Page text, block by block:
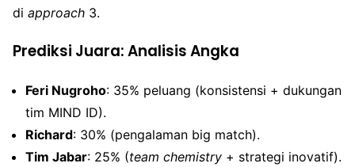
di approach 3.
Prediksi Juara: Analisis Angka
Feri Nugroho: 35% peluang (konsistensi + dukungan
tim MIND ID).
Richard: 30% (pengalaman big match).
Tim Jabar: 25% (team chemistry + strategi inovatif).